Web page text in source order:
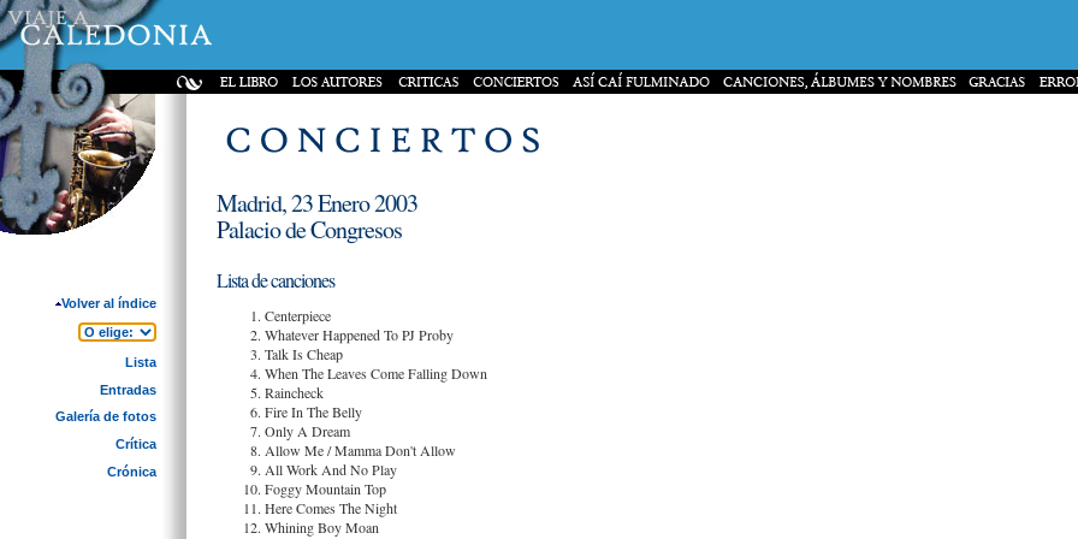
Volver al índice
Lista
Entradas
Galería de fotos
Crítica
Crónica
Madrid, 23 Enero 2003
Palacio de Congresos
Lista de canciones
Centerpiece
Whatever Happened To PJ Proby
Talk Is Cheap
When The Leaves Come Falling Down
Raincheck
Fire In The Belly
Only A Dream
Allow Me / Mamma Don't Allow
All Work And No Play
Foggy Mountain Top
Here Comes The Night
Whining Boy Moan